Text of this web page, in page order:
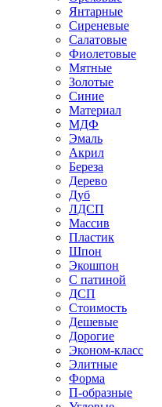
Янтарные
Сиреневые
Салатовые
Фиолетовые
Мятные
Золотые
Синие
Материал
МДФ
Эмаль
Акрил
Береза
Дерево
Дуб
ЛДСП
Массив
Пластик
Шпон
Экошпон
С патиной
ДСП
Стоимость
Дешевые
Дорогие
Эконом-класс
Элитные
Форма
П-образные